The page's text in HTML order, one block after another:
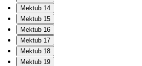
Mektub 14
Mektub 15
Mektub 16
Mektub 17
Mektub 18
Mektub 19